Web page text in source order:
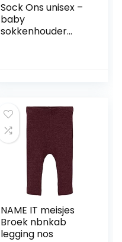
Sock Ons unisex –
baby
sokkenhouder
NAME IT meisjes
Broek nbnkab
legging nos